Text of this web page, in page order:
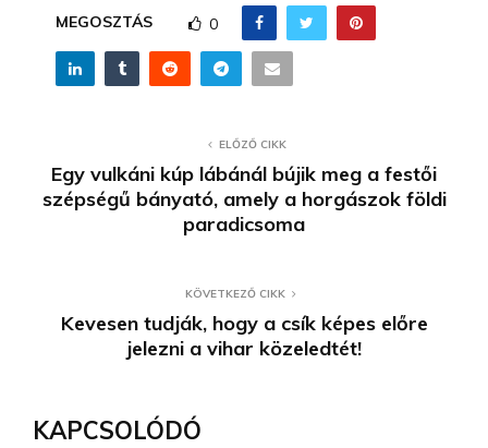
MEGOSZTÁS 0
ELŐZŐ CIKK
Egy vulkáni kúp lábánál bújik meg a festői
szépségű bányató, amely a horgászok földi
paradicsoma
KÖVETKEZŐ CIKK
Kevesen tudják, hogy a csík képes előre
jelezni a vihar közeledtét!
KAPCSOLÓDÓ